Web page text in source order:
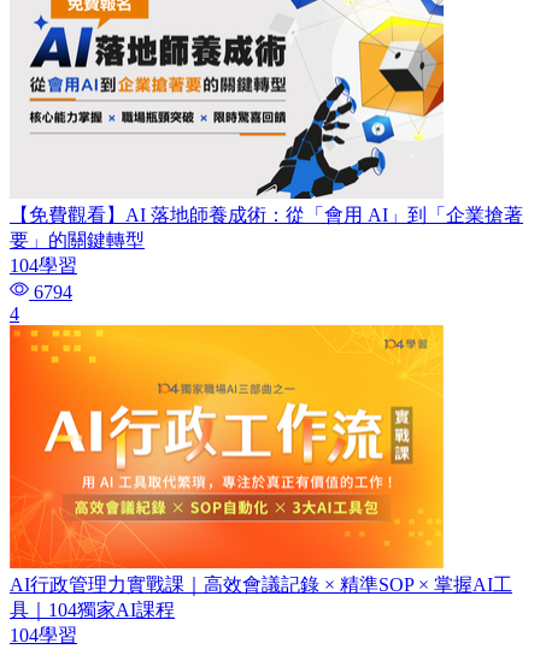
【免費觀看】AI 落地師養成術：​從「會用 AI」到「企業搶著
要」的關鍵轉型
104學習
6794
4
AI行政管理力實戰課｜高效會議記錄 × 精準SOP × 掌握AI工
具｜104獨家AI課程
104學習